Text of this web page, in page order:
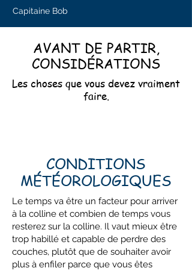
Capitaine Bob
AVANT DE PARTIR,
CONSIDÉRATIONS
Les choses que vous devez vraiment
faire.
CONDITIONS
MÉTÉOROLOGIQUES
Le temps va être un facteur pour arriver
à la colline et combien de temps vous
resterez sur la colline. Il vaut mieux être
trop habillé et capable de perdre des
couches, plutôt que de souhaiter avoir
plus à enfiler parce que vous êtes